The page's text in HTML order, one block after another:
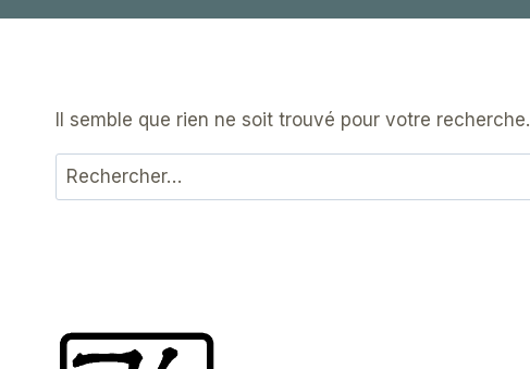
Il semble que rien ne soit trouvé pour votre recherche.
Rechercher :